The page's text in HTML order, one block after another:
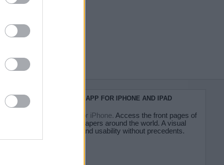
KIOSKO.NET APP FOR IPHONE AND IPAD
Kiosko.net for iPhone. Access the front pages of
major newspapers around the world. A visual
experience and usability without precedents.